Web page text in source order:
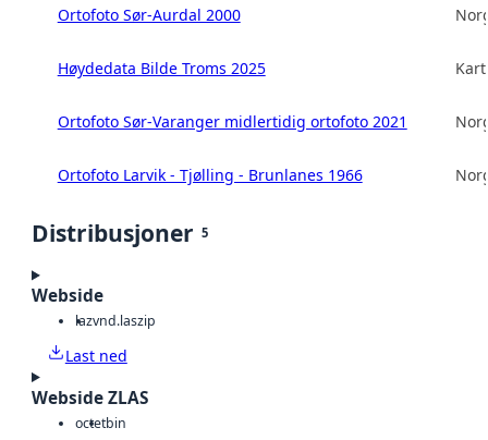
Ortofoto Sør-Aurdal 2000
Høydedata Bilde Troms 2025
Ortofoto Sør-Varanger midlertidig ortofoto 2021
Ortofoto Larvik - Tjølling - Brunlanes 1966
Distribusjoner 5
Webside
lazvnd.laszip
Last ned
Webside ZLAS
octetbin